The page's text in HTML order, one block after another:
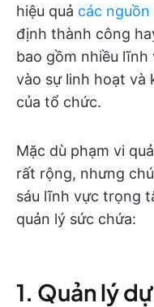
hiệu quả các nguồn
định thành công
bao gồm nhiều
vào sự linh hoạt và
của tổ chức.
Mặc dù phạm vi
rất rộng, nhưng
sáu lĩnh vực trọng
quản lý sức chứa:
1. Quản lý